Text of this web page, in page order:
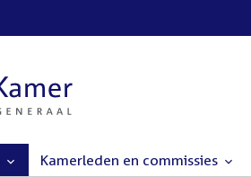
Kamerleden en commissies